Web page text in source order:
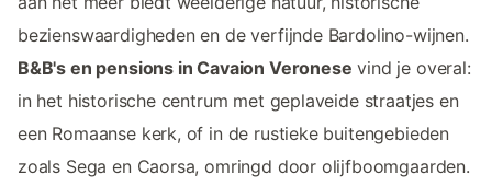
bezienswaardigheden en de verfijnde Bardolino-wijnen.
B&B's en pensions in Cavaion Veronese vind je overal:
in het historische centrum met geplaveide straatjes en
een Romaanse kerk, of in de rustieke buitengebieden
zoals Sega en Caorsa, omringd door olijfboomgaarden.